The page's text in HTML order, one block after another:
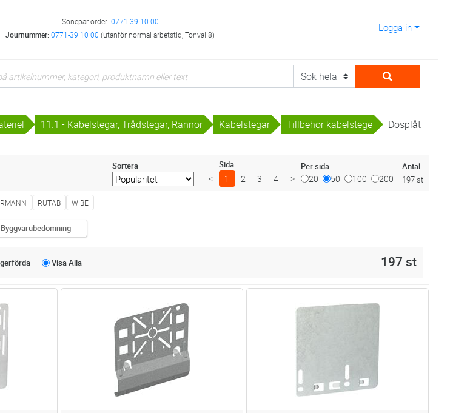
Sonepar order: 0771-39 10 00
Journummer:0771-39 10 00 (utanför normal arbetstid, Tonval 8)
Logga in
11.1 - Kabelstegar, Trådstegar, Rännor Kabelstegar Tillbehör kabelstege Dosplåt
Sortera Sida
< 1 2 3 4 >
Per sida
20 50 100 200
Antal
197 st
RUTAB WIBE
Byggvarubedömning
VisaAlla 197 st
Lägg i kundvagn Lägg i kundvagn